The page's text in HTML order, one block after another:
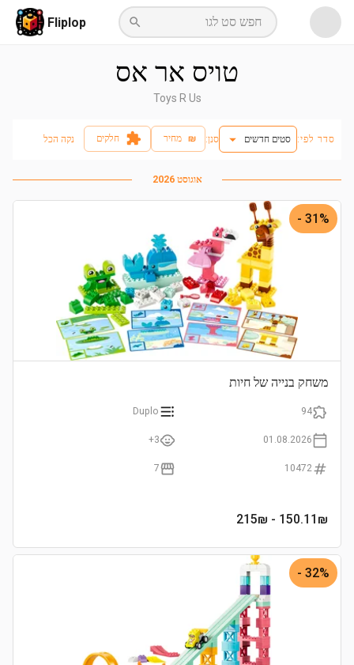
חפש סט לגו Fliplop
טויס אר אס
Toys R Us
:סנן ₪ מחיר חלקים נקה הכל סדר לפי: סטים חדשים
אוגוסט 2026
31% -
משחק בנייה של חיות
94
Duplo
01.08.2026
3+
10472
7
150.11 ₪
- 215₪
32% -